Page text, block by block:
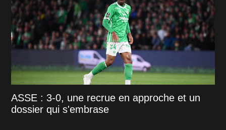
ASSE : 3-0, une recrue en approche et un
dossier qui s'embrase